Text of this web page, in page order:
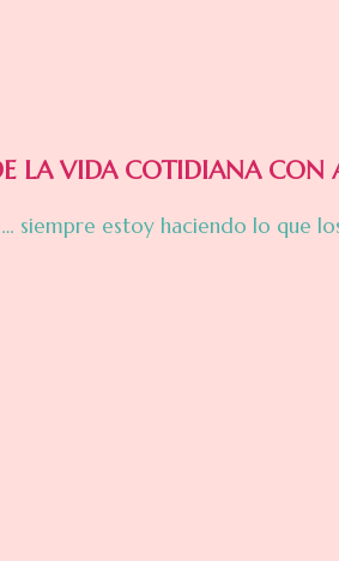
LA VIDA COTIDIANA CON
siempre estoy haciendo lo que